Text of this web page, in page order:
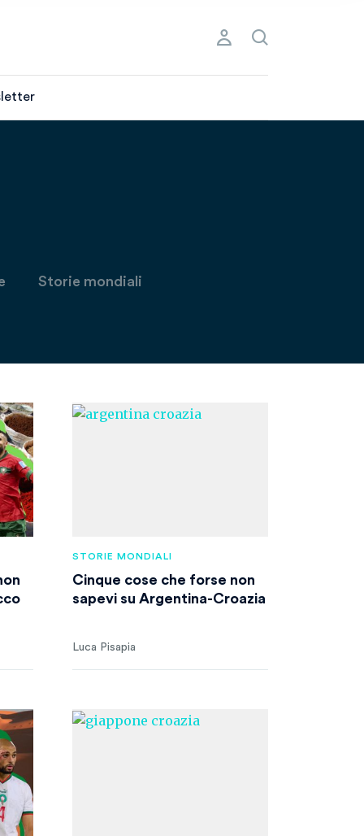
Storie mondiali
STORIE MONDIALI
Cinque cose che forse non
sapevi su Argentina-Croazia
Luca Pisapia